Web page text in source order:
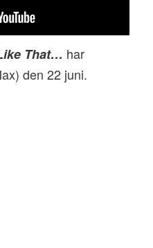
That… har
den 22 juni.